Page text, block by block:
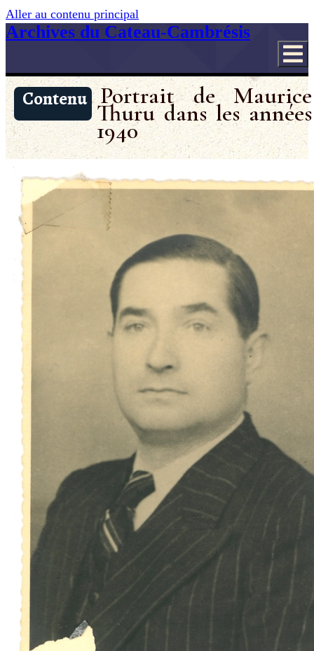
Aller au contenu principal
Archives du Cateau-Cambrésis
Contenu Portrait de Maurice
Thuru dans les années
1940